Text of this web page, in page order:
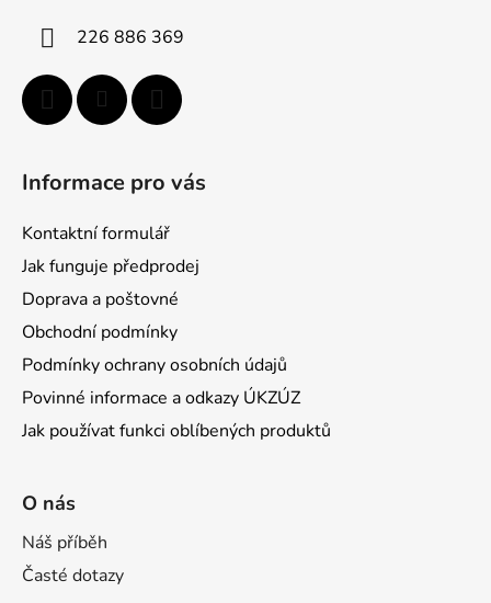
226 886 369
Informace pro vás
Kontaktní formulář
Jak funguje předprodej
Doprava a poštovné
Obchodní podmínky
Podmínky ochrany osobních údajů
Povinné informace a odkazy ÚKZÚZ
Jak používat funkci oblíbených produktů
O nás
Náš příběh
Časté dotazy